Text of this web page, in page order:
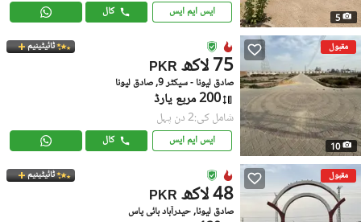
5 ایس ایم ایس کال
مقبول
10
ٹائیٹینیم
PKR 75 لاکھ
صادق لیونا - سیکٹر 9, صادق لیونا
200 مربع یارڈ
شامل کی:2 دن پہل
ایس ایم ایس کال
مقبول ٹائیٹینیم
PKR 48 لاکھ
صادق لیونا, حیدرآباد بائی پاس